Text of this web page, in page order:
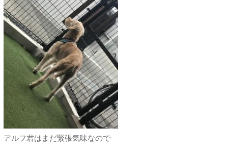
アルフ君はまだ緊張気味なので